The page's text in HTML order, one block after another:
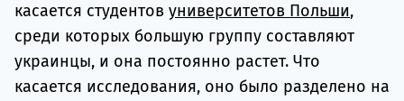
касается студентов университетов Польши,
среди которых большую группу составляют
украинцы, и она постоянно растет. Что
касается исследования, оно было разделено на